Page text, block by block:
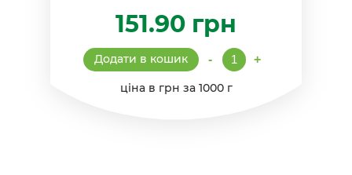
151.90 грн
- Чебуреки
з
м'ясом
смажені
+
Додати в кошик
ціна в грн за 1000 г